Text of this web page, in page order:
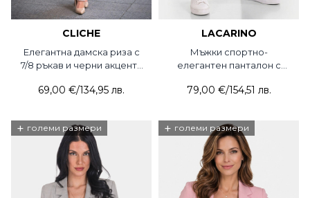
CLICHE
Елегантна дамска риза с
7/8 ръкав и черни акценти
69,00 €/134,95 лв.
LACARINO
Мъжки спортно-
елегантен панталон с
Jogger
79,00 €/154,51 лв.
+ големи размери + големи размери